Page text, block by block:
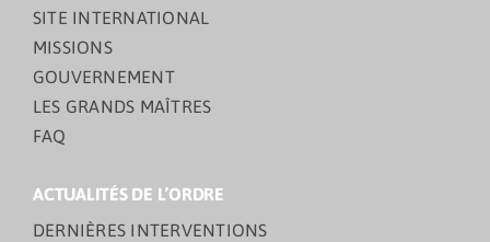
SITE INTERNATIONAL
MISSIONS
GOUVERNEMENT
LES GRANDS MAÎTRES
FAQ
ACTUALITÉS DE L’ORDRE
DERNIÈRES INTERVENTIONS